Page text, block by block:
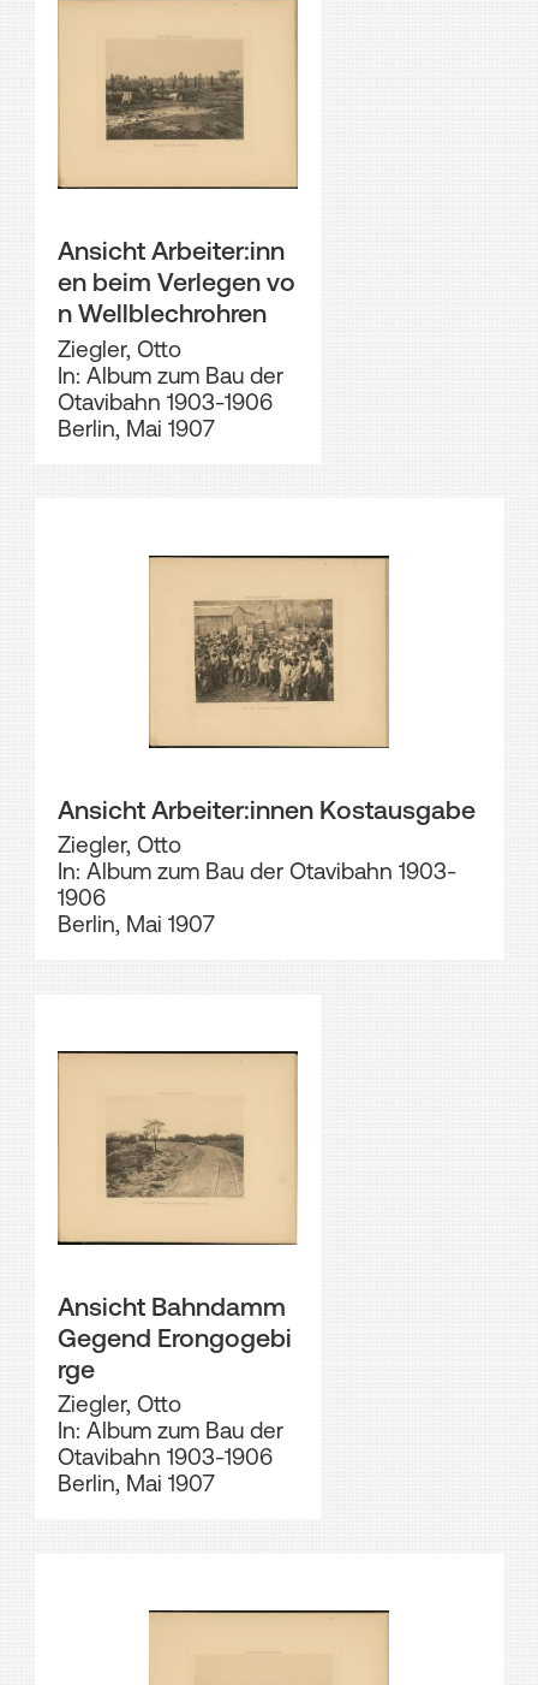
Ansicht Arbeiter:inn
en beim Verlegen vo
n Wellblechrohren
Ziegler, Otto
In: Album zum Bau der
Otavibahn 1903-1906
Berlin, Mai 1907
Ansicht Arbeiter:innen Kostausgabe
Ziegler, Otto
In: Album zum Bau der Otavibahn 1903-
1906
Berlin, Mai 1907
Ansicht Bahndamm
Gegend Erongogebi
rge
Ziegler, Otto
In: Album zum Bau der
Otavibahn 1903-1906
Berlin, Mai 1907